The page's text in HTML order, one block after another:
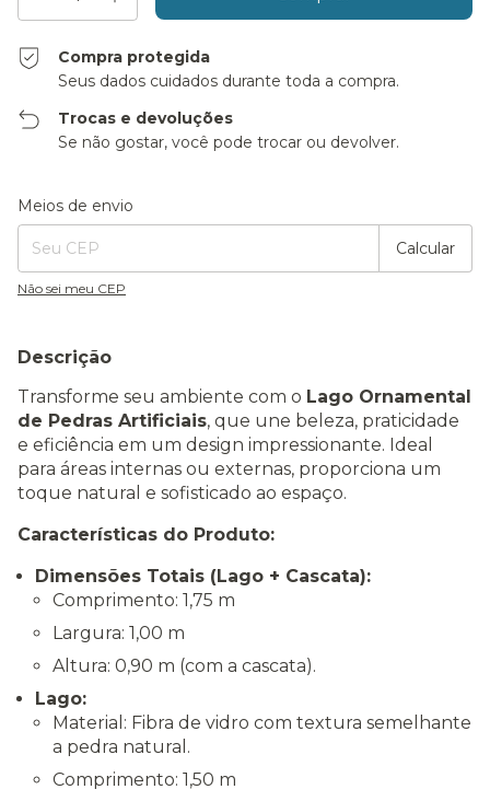
Compra protegida
Seus dados cuidados durante toda a compra.
Trocas e devoluções
Se não gostar, você pode trocar ou devolver.
Entregas para o CEP:
Meios de envio
Calcular
Não sei meu CEP
Descrição
Transforme seu ambiente com o Lago Ornamental
de Pedras Artificiais, que une beleza, praticidade
e eficiência em um design impressionante. Ideal
para áreas internas ou externas, proporciona um
toque natural e sofisticado ao espaço.
Características do Produto:
Dimensões Totais (Lago + Cascata):
Comprimento: 1,75 m
Largura: 1,00 m
Altura: 0,90 m (com a cascata).
Lago:
Material: Fibra de vidro com textura semelhante
a pedra natural.
Comprimento: 1,50 m